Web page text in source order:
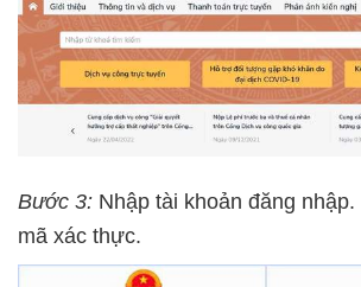
Bước 3: Nhập tài khoản đăng
mã xác thực.